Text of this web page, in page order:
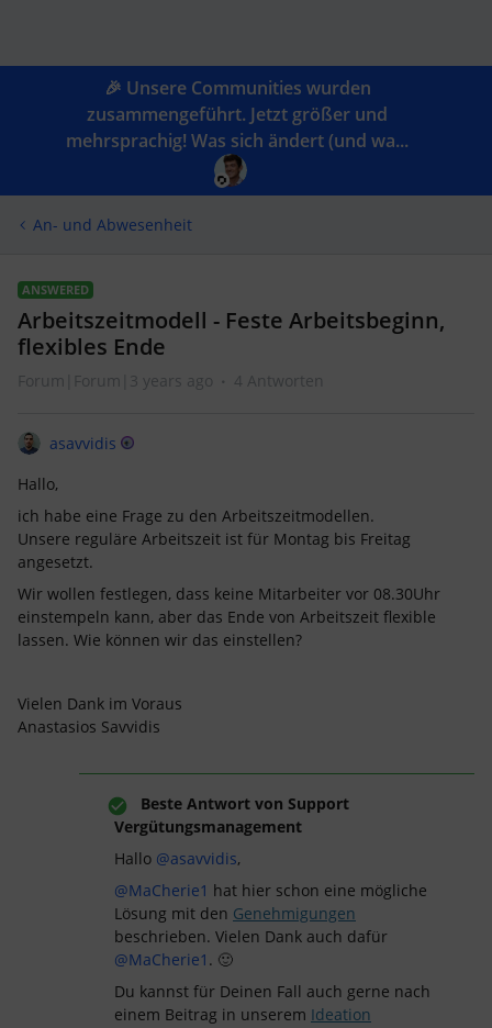
🎉 Unsere Communities wurden
zusammengeführt. Jetzt größer und
mehrsprachig! Was sich ändert (und wa...
An- und Abwesenheit
ANSWERED
Arbeitszeitmodell - Feste Arbeitsbeginn,
flexibles Ende
Forum|Forum|3 years ago 4 Antworten
asavvidis
Hallo,
ich habe eine Frage zu den Arbeitszeitmodellen.
Unsere reguläre Arbeitszeit ist für Montag bis Freitag
angesetzt.
Wir wollen festlegen, dass keine Mitarbeiter vor 08.30Uhr
einstempeln kann, aber das Ende von Arbeitszeit flexible
lassen. Wie können wir das einstellen?
Vielen Dank im Voraus
Anastasios Savvidis
Beste Antwort von Support
Vergütungsmanagement
Hallo @asavvidis,
@MaCherie1 hat hier schon eine mögliche
Lösung mit den Genehmigungen
beschrieben. Vielen Dank auch dafür
@MaCherie1 . 🙂
Du kannst für Deinen Fall auch gerne nach
einem Beitrag in unserem Ideation